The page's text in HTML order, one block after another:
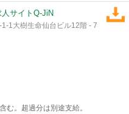
人サイトQ-JiN
1大樹生命仙台ビル12階 - 7
。超過分は別途支給。